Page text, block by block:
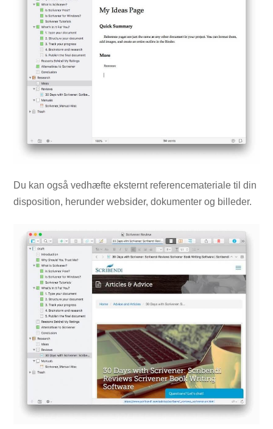
Du kan også vedhæfte eksternt referencemateriale til din
disposition, herunder websider, dokumenter og billeder.